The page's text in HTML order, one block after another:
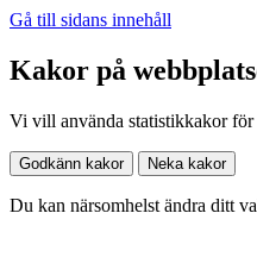
Gå till sidans innehåll
Kakor på
Vi vill använda statistikkakor för
Godkänn kakor Neka kakor
Du kan närsomhelst ändra ditt